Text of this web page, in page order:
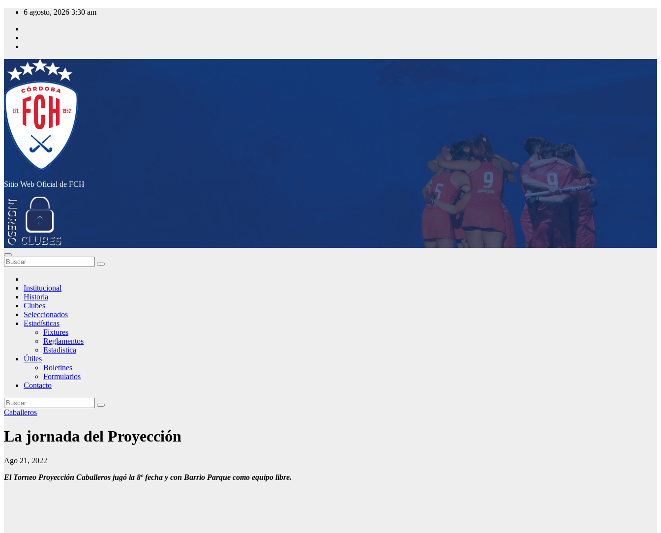
Saltar
contenido
6 agosto, 2026 3:30 am
Sitio Web Oficial de FCH
Institucional
Historia
Clubes
Seleccionados
Estadísticas
Fixtures
Reglamentos
Estadistica
Útiles
Boletines
Formularios
Contacto
Caballeros
La jornada del Proyección
Ago 21, 2022
El Torneo Proyección Caballeros jugó la 8º fecha y con Barrio Parque como equipo libre.